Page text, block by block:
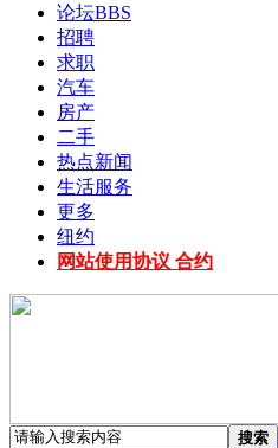
论坛BBS
招聘
求职
汽车
房产
二手
热点新闻
生活服务
更多
纽约
网站使用协议 合约
搜索